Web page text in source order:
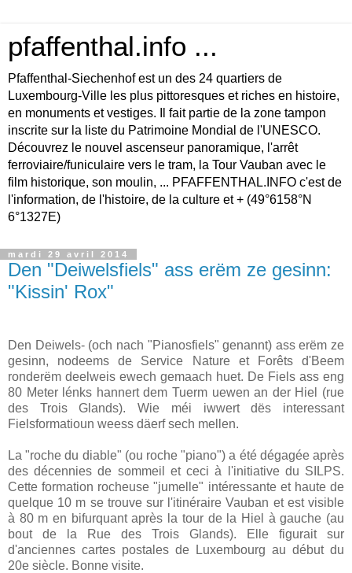
pfaffenthal.info ...
Pfaffenthal-Siechenhof est un des 24 quartiers de
Luxembourg-Ville les plus pittoresques et riches en histoire,
en monuments et vestiges. Il fait partie de la zone tampon
inscrite sur la liste du Patrimoine Mondial de l'UNESCO.
Découvrez le nouvel ascenseur panoramique, l'arrêt
ferroviaire/funiculaire vers le tram, la Tour Vauban avec le
film historique, son moulin, ... PFAFFENTHAL.INFO c'est de
l'information, de l'histoire, de la culture et + (49°6158°N
6°1327E)
mardi 29 avril 2014
Den "Deiwelsfiels" ass erëm ze gesinn:
"Kissin' Rox"
Den Deiwels- (och nach "Pianosfiels" genannt) ass erëm ze
gesinn, nodeems de Service Nature et Forêts d'Beem
ronderëm deelweis ewech gemaach huet. De Fiels ass eng
80 Meter lénks hannert dem Tuerm uewen an der Hiel (rue
des Trois Glands). Wie méi iwwert dës interessant
Fielsformatioun weess däerf sech mellen.
La "roche du diable" (ou roche "piano") a été dégagée après
des décennies de sommeil et ceci à l'initiative du SILPS.
Cette formation rocheuse "jumelle" intéressante et haute de
quelque 10 m se trouve sur l'itinéraire Vauban et est visible
à 80 m en bifurquant après la tour de la Hiel à gauche (au
bout de la Rue des Trois Glands). Elle figurait sur
d'anciennes cartes postales de Luxembourg au début du
20e siècle. Bonne visite.